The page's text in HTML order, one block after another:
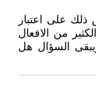
على اعتبار
من الافعال
السؤال هل